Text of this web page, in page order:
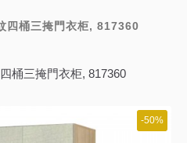
四桶三掩門衣柜, 817360
桶三掩門衣柜, 817360
-50%